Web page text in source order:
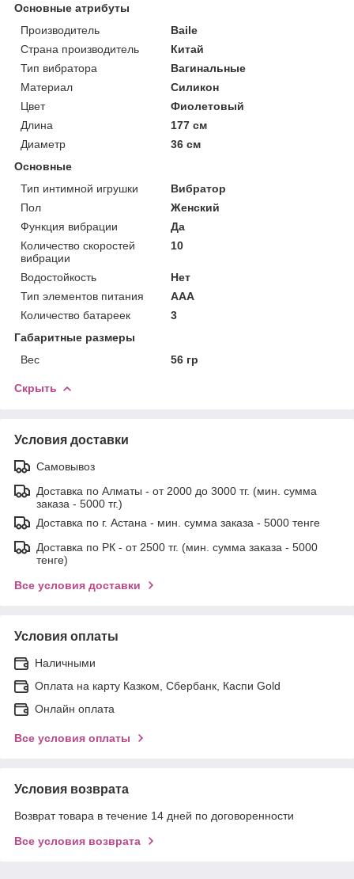
Основные атрибуты
Производитель
Baile
Страна производитель
Китай
Тип вибратора
Вагинальные
Материал
Силикон
Цвет
Фиолетовый
Длина
177 см
Диаметр
36 см
Основные
Тип интимной игрушки
Вибратор
Пол
Женский
Функция вибрации
Да
Количество скоростей
вибрации
10
Водостойкость
Нет
Тип элементов питания
AAA
Количество батареек
3
Габаритные размеры
Вес
56 гр
Скрыть
Условия доставки
Самовывоз
Доставка по Алматы - от 2000 до 3000 тг. (мин. сумма
заказа - 5000 тг.)
Доставка по г. Астана - мин. сумма заказа - 5000 тенге
Доставка по РК - от 2500 тг. (мин. сумма заказа - 5000
тенге)
Все условия доставки
Условия оплаты
Наличными
Оплата на карту Казком, Сбербанк, Каспи Gold
Онлайн оплата
Все условия оплаты
Условия возврата
Возврат товара в течение 14 дней по договоренности
Все условия возврата